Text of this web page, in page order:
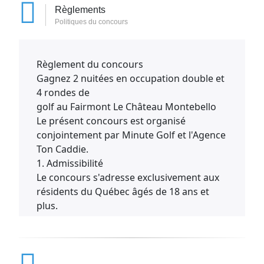
Règlements
Politiques du concours
Règlement du concours
Gagnez 2 nuitées en occupation double et
4 rondes de
golf au Fairmont Le Château Montebello
Le présent concours est organisé
conjointement par Minute Golf et l'Agence
Ton Caddie.
1. Admissibilité
Le concours s'adresse exclusivement aux
résidents du Québec âgés de 18 ans et
plus.